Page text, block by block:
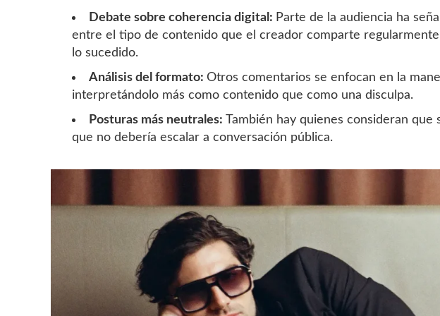
Debate sobre coherencia digital: Parte de la audiencia ha
entre el tipo de contenido que el creador comparte
lo sucedido.
Análisis del formato: Otros comentarios se enfocan en la
interpretándolo más como contenido que como una disculpa.
Posturas más neutrales:
También hay quienes consideran
que no debería escalar a conversación pública.